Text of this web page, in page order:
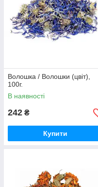
Волошка / Волошки (цвіт),
100г.
В наявності
242 ₴
Купити